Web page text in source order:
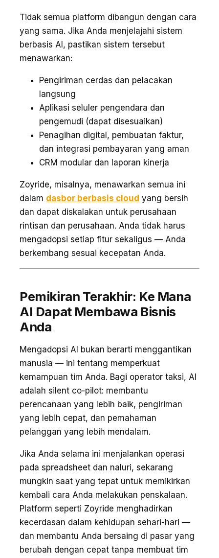
Tidak semua platform dibangun dengan cara
yang sama. Jika Anda menjelajahi sistem
berbasis AI, pastikan sistem tersebut
menawarkan:
Pengiriman cerdas dan pelacakan
langsung
Aplikasi seluler pengendara dan
pengemudi (dapat disesuaikan)
Penagihan digital, pembuatan faktur,
dan integrasi pembayaran yang aman
CRM modular dan laporan kinerja
Zoyride, misalnya, menawarkan semua ini
dalam dasbor berbasis cloud yang bersih
dan dapat diskalakan untuk perusahaan
rintisan dan perusahaan. Anda tidak harus
mengadopsi setiap fitur sekaligus — Anda
berkembang sesuai kecepatan Anda.
Pemikiran Terakhir: Ke Mana
AI Dapat Membawa Bisnis
Anda
Mengadopsi AI bukan berarti menggantikan
manusia — ini tentang memperkuat
kemampuan tim Anda. Bagi operator taksi, AI
adalah silent co-pilot: membantu
perencanaan yang lebih baik, pengiriman
yang lebih cepat, dan pemahaman
pelanggan yang lebih mendalam.
Jika Anda selama ini menjalankan operasi
pada spreadsheet dan naluri, sekarang
mungkin saat yang tepat untuk memikirkan
kembali cara Anda melakukan penskalaan.
Platform seperti Zoyride menghadirkan
kecerdasan dalam kehidupan sehari-hari —
dan membantu Anda bersaing di pasar yang
berubah dengan cepat tanpa membuat tim